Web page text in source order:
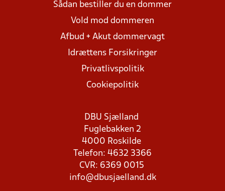
Sådan bestiller du en dommer
Vold mod dommeren
Afbud + Akut dommervagt
Idrættens Forsikringer
Privatlivspolitik
Cookiepolitik
DBU Sjælland
Fuglebakken 2
4000 Roskilde
Telefon: 4632 3366
CVR: 6369 0015
info@dbusjaelland.dk